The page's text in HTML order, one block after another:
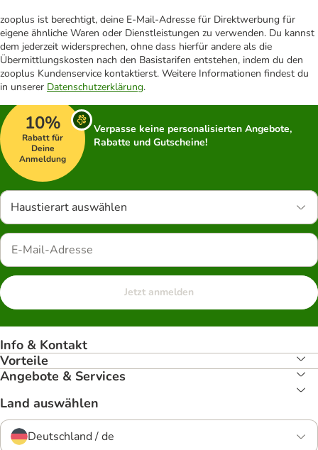
zooplus ist berechtigt, deine E-Mail-Adresse für Direktwerbung für
eigene ähnliche Waren oder Dienstleistungen zu verwenden. Du kannst
dem jederzeit widersprechen, ohne dass hierfür andere als die
Übermittlungskosten nach den Basistarifen entstehen, indem du den
zooplus Kundenservice kontaktierst. Weitere Informationen findest du
in unserer Datenschutzerklärung.
10%
Rabatt für
Deine
Anmeldung
Verpasse keine personalisierten Angebote,
Rabatte und Gutscheine!
Haustierart auswählen
Jetzt anmelden
Info & Kontakt
Vorteile
Angebote & Services
Land auswählen
Deutschland / de